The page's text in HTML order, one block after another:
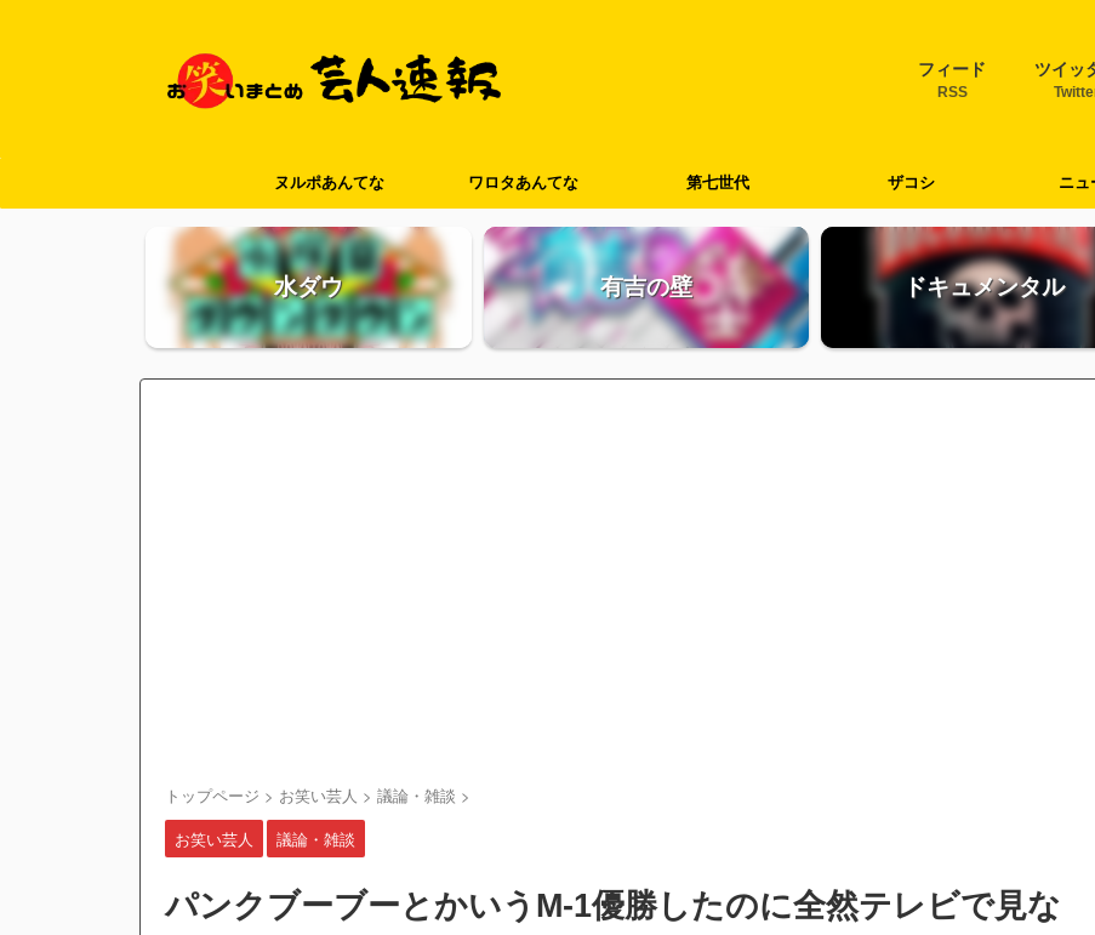
フィード
RSS
ツイッ
ヌルポあんてな ワロタあんてな 第七世代 ザコシ ニュ
水ダウ 有吉の壁 ドキュメンタル
トップページ > お笑い芸人 > 議論・雑談 >
お笑い芸人
議論・雑談
パンクブーブーとかいうM-1優勝したのに全然テレビで見な